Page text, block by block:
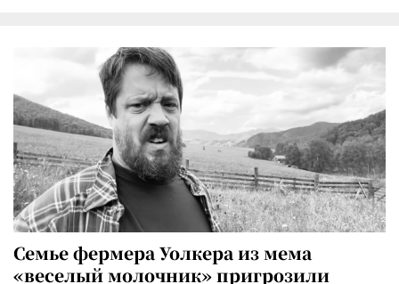
Семье фермера Уолкера из мема
«веселый молочник» пригрозили